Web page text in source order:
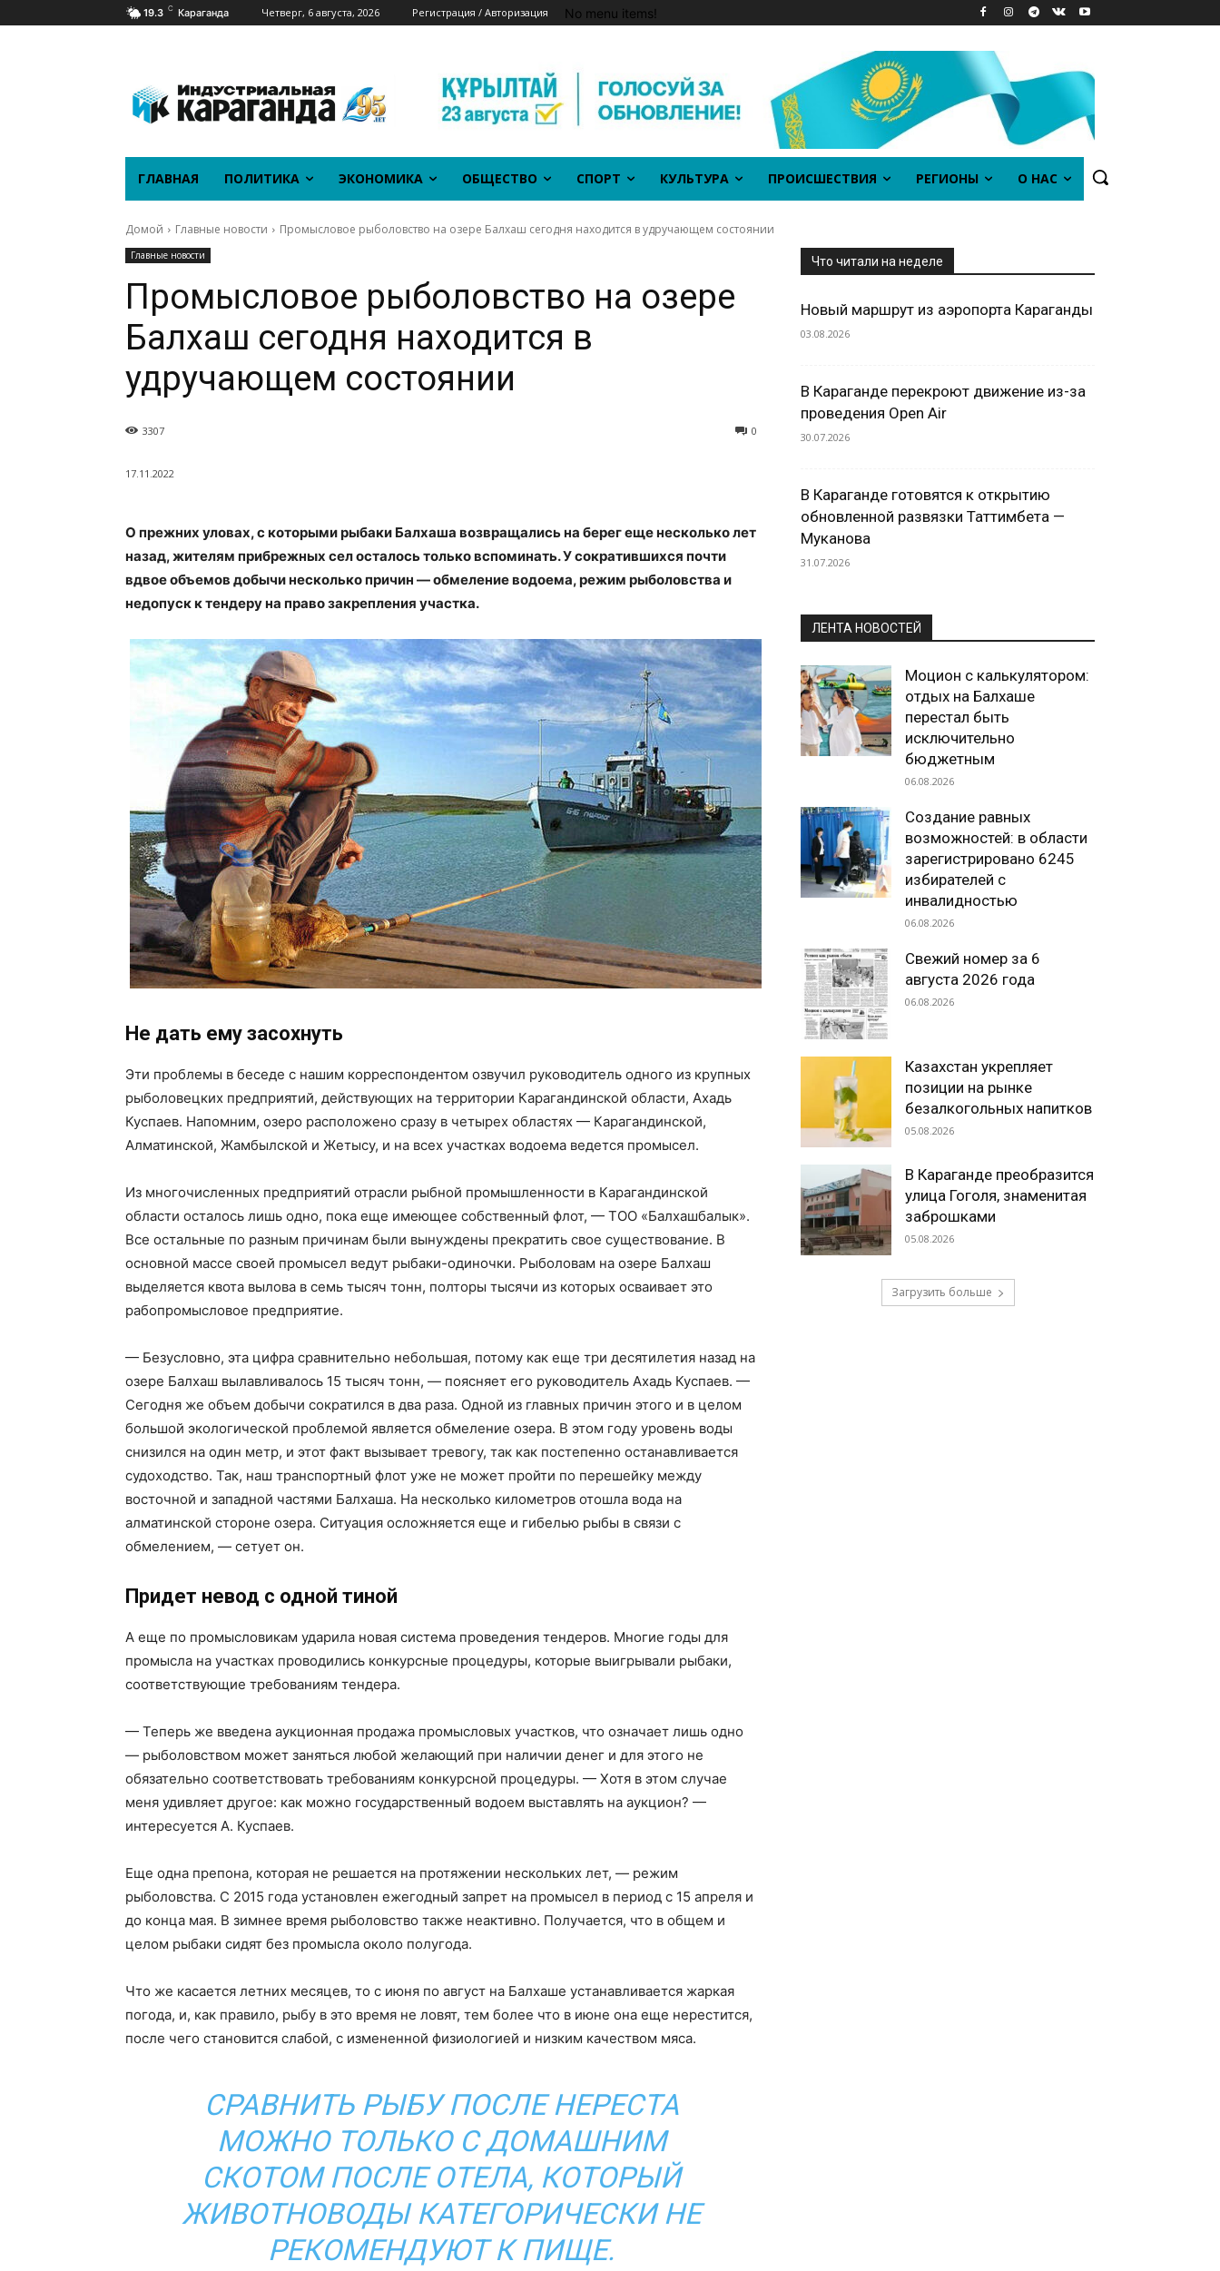
19.3 C Караганда Четверг, 6 августа, 2026 Регистрация / Авторизация No menu items!
ГЛАВНАЯ ПОЛИТИКА ЭКОНОМИКА ОБЩЕСТВО СПОРТ КУЛЬТУРА ПРОИСШЕСТВИЯ РЕГИОНЫ О НАС
Домой Главные новости Промысловое рыболовство на озере Балхаш сегодня находится в удручающем состоянии
Главные новости
Промысловое рыболовство на озере
Балхаш сегодня находится в
удручающем состоянии
0
3307
17.11.2022
О прежних уловах, с которыми рыбаки Балхаша возвращались на берег еще несколько лет
назад, жителям прибрежных сел осталось только вспоминать. У сократившихся почти
вдвое объемов добычи несколько причин — обмеление водоема, режим рыболовства и
недопуск к тендеру на право закрепления участка.
Не дать ему засохнуть
Эти проблемы в беседе с нашим корреспондентом озвучил руководитель одного из крупных
рыболовецких предприятий, действующих на территории Карагандинской области, Ахадь
Куспаев. Напомним, озеро расположено сразу в четырех областях — Карагандинской,
Алматинской, Жамбылской и Жетысу, и на всех участках водоема ведется промысел.
Из многочисленных предприятий отрасли рыбной промышленности в Карагандинской
области осталось лишь одно, пока еще имеющее собственный флот, — ТОО «Балхашбалык».
Все остальные по разным причинам были вынуждены прекратить свое существование. В
основной массе своей промысел ведут рыбаки-одиночки. Рыболовам на озере Балхаш
выделяется квота вылова в семь тысяч тонн, полторы тысячи из которых осваивает это
рабопромысловое предприятие.
— Безусловно, эта цифра сравнительно небольшая, потому как еще три десятилетия назад на
озере Балхаш вылавливалось 15 тысяч тонн, — поясняет его руководитель Ахадь Куспаев. —
Сегодня же объем добычи сократился в два раза. Одной из главных причин этого и в целом
большой экологической проблемой является обмеление озера. В этом году уровень воды
снизился на один метр, и этот факт вызывает тревогу, так как постепенно останавливается
судоходство. Так, наш транспортный флот уже не может пройти по перешейку между
восточной и западной частями Балхаша. На несколько километров отошла вода на
алматинской стороне озера. Ситуация осложняется еще и гибелью рыбы в связи с
обмелением, — сетует он.
Придет невод с одной тиной
А еще по промысловикам ударила новая система проведения тендеров. Многие годы для
промысла на участках проводились конкурсные процедуры, которые выигрывали рыбаки,
соответствующие требованиям тендера.
— Теперь же введена аукционная продажа промысловых участков, что означает лишь одно
— рыболовством может заняться любой желающий при наличии денег и для этого не
обязательно соответствовать требованиям конкурсной процедуры. — Хотя в этом случае
меня удивляет другое: как можно государственный водоем выставлять на аукцион? —
интересуется А. Куспаев.
Еще одна препона, которая не решается на протяжении нескольких лет, — режим
рыболовства. С 2015 года установлен ежегодный запрет на промысел в период с 15 апреля и
до конца мая. В зимнее время рыболовство также неактивно. Получается, что в общем и
целом рыбаки сидят без промысла около полугода.
Что же касается летних месяцев, то с июня по август на Балхаше устанавливается жаркая
погода, и, как правило, рыбу в это время не ловят, тем более что в июне она еще нерестится,
после чего становится слабой, с измененной физиологией и низким качеством мяса.
СРАВНИТЬ РЫБУ ПОСЛЕ НЕРЕСТА
МОЖНО ТОЛЬКО С ДОМАШНИМ
СКОТОМ ПОСЛЕ ОТЕЛА, КОТОРЫЙ
ЖИВОТНОВОДЫ КАТЕГОРИЧЕСКИ НЕ
РЕКОМЕНДУЮТ К ПИЩЕ.
Что читали на неделе
Новый маршрут из аэропорта Караганды
03.08.2026
В Караганде перекроют движение из-за
проведения Open Air
30.07.2026
В Караганде готовятся к открытию
обновленной развязки Таттимбета —
Муканова
31.07.2026
ЛЕНТА НОВОСТЕЙ
Моцион с калькулятором:
отдых на Балхаше
перестал быть
исключительно
бюджетным
06.08.2026
Создание равных
возможностей: в области
зарегистрировано 6245
избирателей с
инвалидностью
06.08.2026
Свежий номер за 6
августа 2026 года
06.08.2026
Казахстан укрепляет
позиции на рынке
безалкогольных напитков
05.08.2026
В Караганде преобразится
улица Гоголя, знаменитая
заброшками
05.08.2026
Загрузить больше